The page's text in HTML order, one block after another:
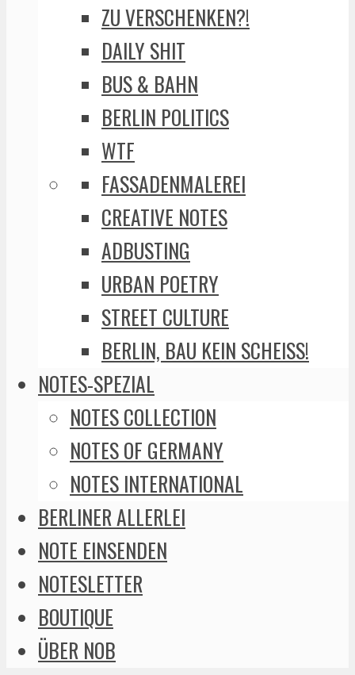
ZU VERSCHENKEN?!
DAILY SHIT
BUS & BAHN
BERLIN POLITICS
WTF
FASSADENMALEREI
CREATIVE NOTES
ADBUSTING
URBAN POETRY
STREET CULTURE
BERLIN, BAU KEIN SCHEISS!
NOTES-SPEZIAL
NOTES COLLECTION
NOTES OF GERMANY
NOTES INTERNATIONAL
BERLINER ALLERLEI
NOTE EINSENDEN
NOTESLETTER
BOUTIQUE
ÜBER NOB